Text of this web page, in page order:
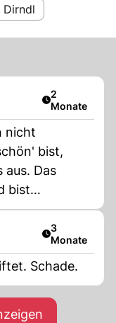
Dirndl
Artikel
2
Monate
nicht
bist,
aus. Das
bist
an, wie Du
Artikel
3
Monate
Schade.